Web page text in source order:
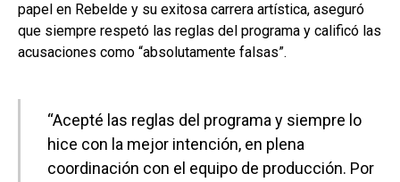
papel en Rebelde y su exitosa carrera artística, aseguró
que siempre respetó las reglas del programa y calificó las
acusaciones como “absolutamente falsas”.
“Acepté las reglas del programa y siempre lo
hice con la mejor intención, en plena
coordinación con el equipo de producción. Por